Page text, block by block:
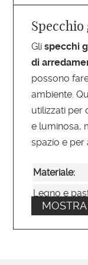
Gli specchi
di
possono
ambiente.
utilizzati per
e luminosa,
spazio e per
Materiale:
Legno e